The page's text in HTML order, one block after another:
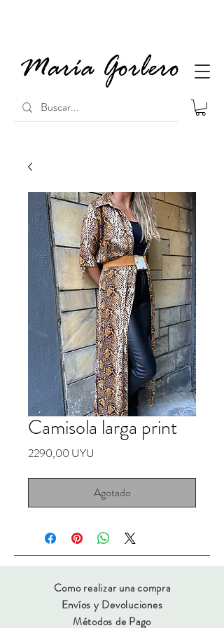
Camisola larga print
2290,00 UYU
Agotado
Como realizar una compra
Envíos y Devoluciones
Métodos de Pago